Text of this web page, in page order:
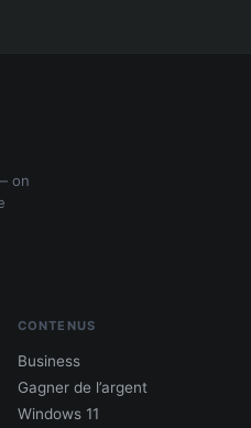
on
CONTENUS
Business
Gagner de l’argent
Windows 11